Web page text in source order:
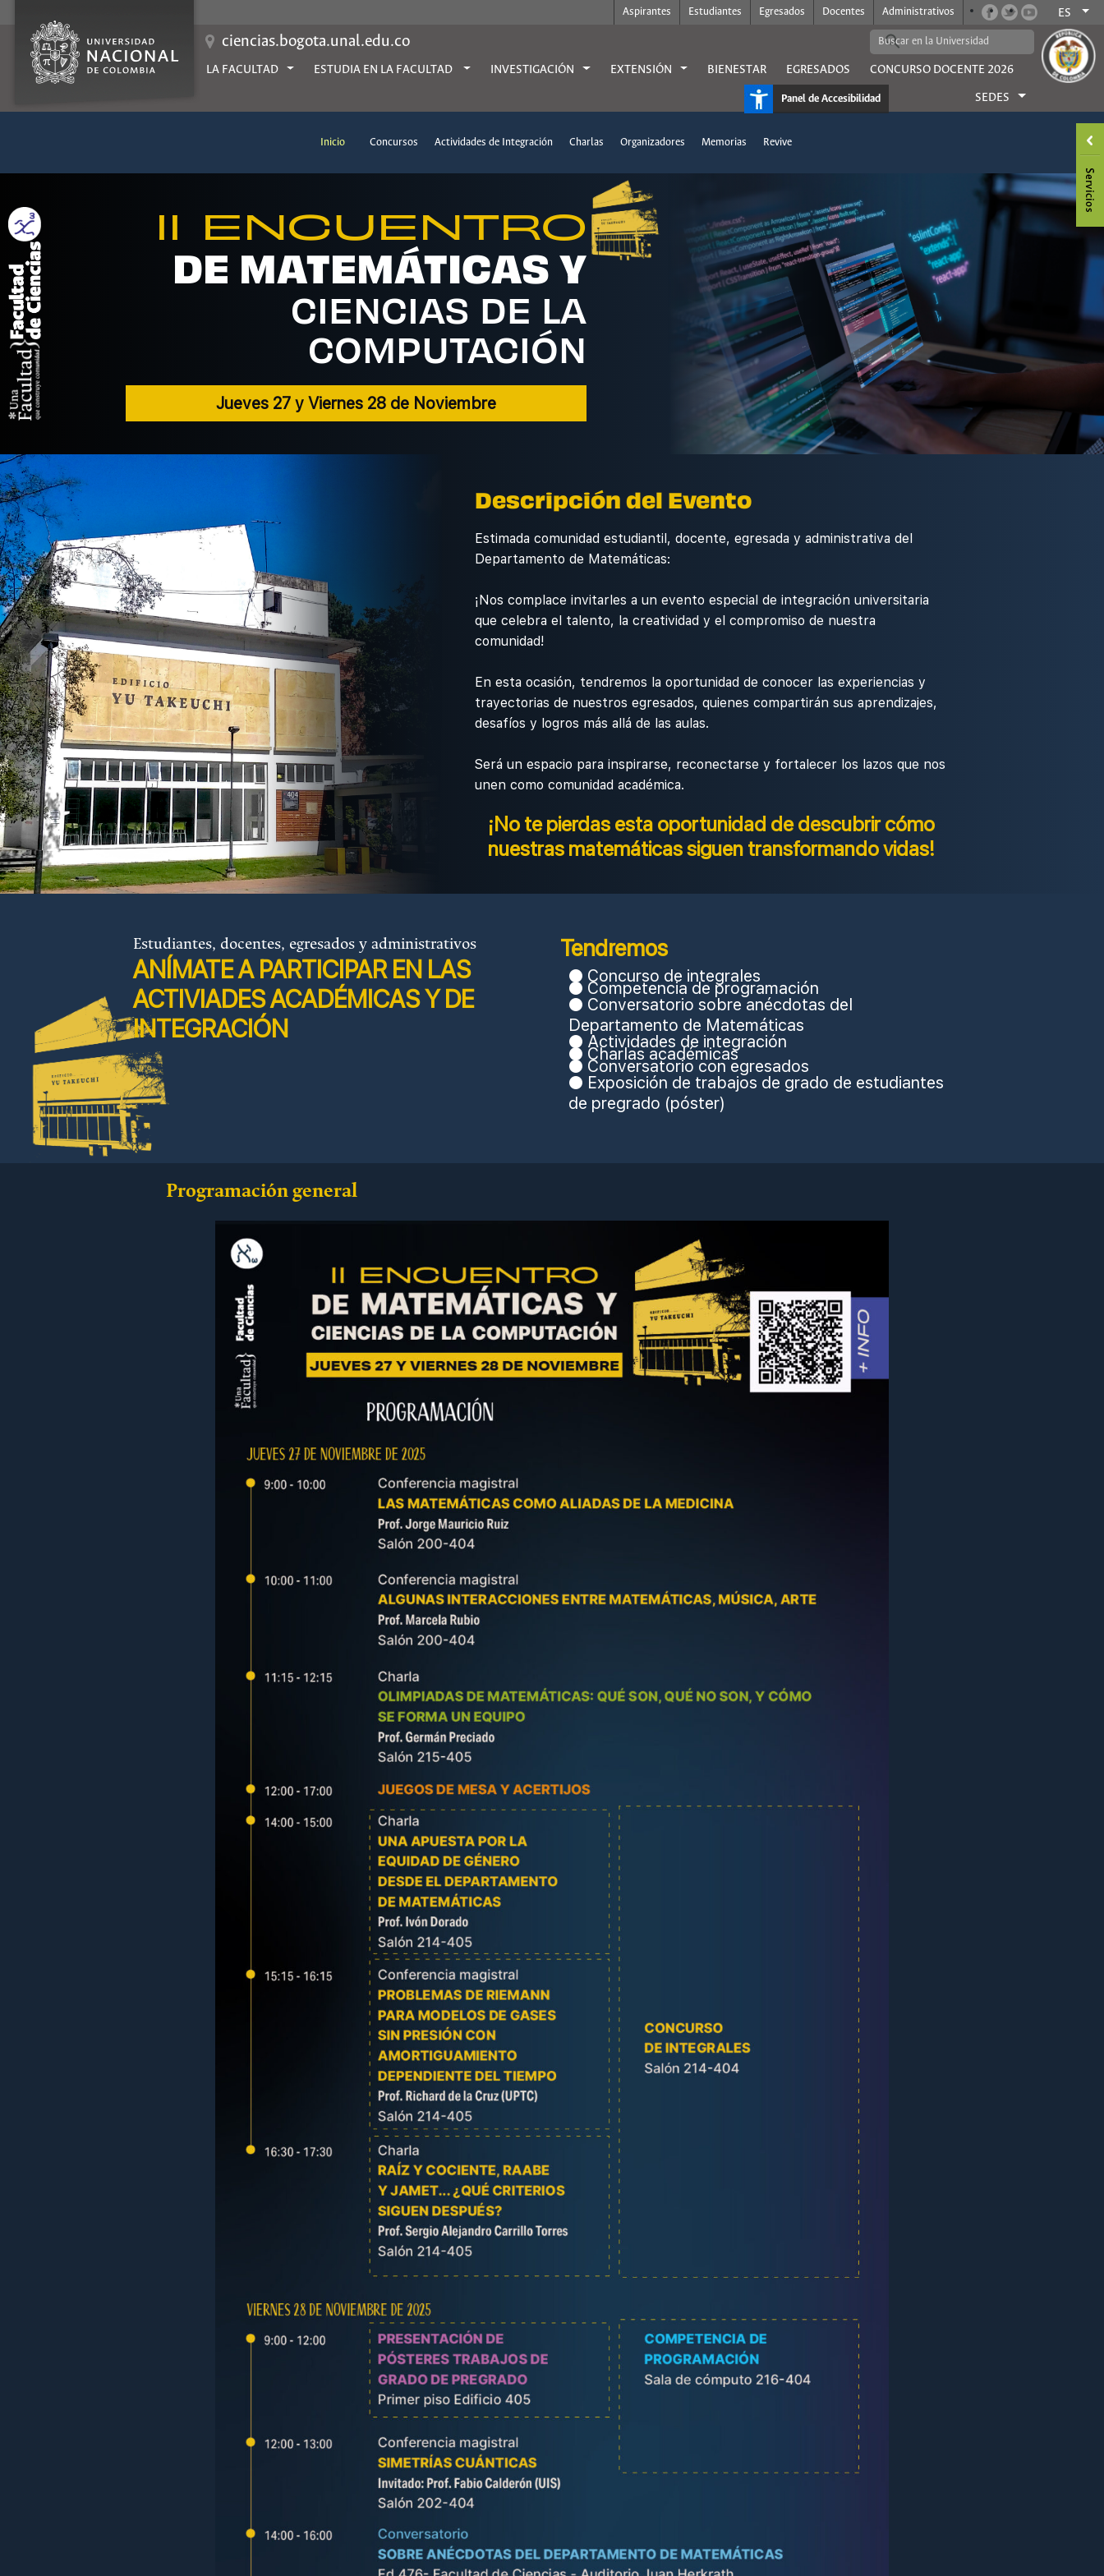
contenido
Aspirantes Estudiantes Egresados Docentes Administrativos ES
ciencias.bogota.unal.edu.co
LA FACULTAD ESTUDIA EN LA FACULTAD INVESTIGACIÓN EXTENSIÓN BIENESTAR EGRESADOS CONCURSO DOCENTE 2026
SEDES
Panel de Accesibilidad
Inicio Concursos Actividades de Integración Charlas Organizadores Memorias Revive
II ENCUENTRO
DE MATEMÁTICAS Y
CIENCIAS DE LA
COMPUTACIÓN
Jueves 27 y Viernes 28 de Noviembre
Descripción del Evento
Estimada comunidad estudiantil, docente, egresada y administrativa del
Departamento de Matemáticas:
¡Nos complace invitarles a un evento especial de integración universitaria
que celebra el talento, la creatividad y el compromiso de nuestra
comunidad!
En esta ocasión, tendremos la oportunidad de conocer las experiencias y
trayectorias de nuestros egresados, quienes compartirán sus aprendizajes,
desafíos y logros más allá de las aulas.
Será un espacio para inspirarse, reconectarse y fortalecer los lazos que nos
unen como comunidad académica.
¡No te pierdas esta oportunidad de descubrir cómo
nuestras matemáticas siguen transformando vidas!
Estudiantes, docentes, egresados y administrativos
ANÍMATE A PARTICIPAR EN LAS
ACTIVIADES ACADÉMICAS Y DE
INTEGRACIÓN
Tendremos
● Concurso de integrales
● Competencia de programación
● Conversatorio sobre anécdotas del
Departamento de Matemáticas
● Actividades de integración
● Charlas académicas
● Conversatorio con egresados
● Exposición de trabajos de grado de estudiantes
de pregrado (póster)
Programación general